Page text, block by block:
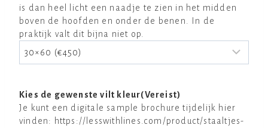
is dan heel licht een naadje te zien in het midden
boven de hoofden en onder de benen. In de
praktijk valt dit bijna niet op.
Kies de gewenste vilt kleur(Vereist)
Je kunt een digitale sample brochure tijdelijk hier
vinden: https://lesswithlines.com/product/staaltjes-